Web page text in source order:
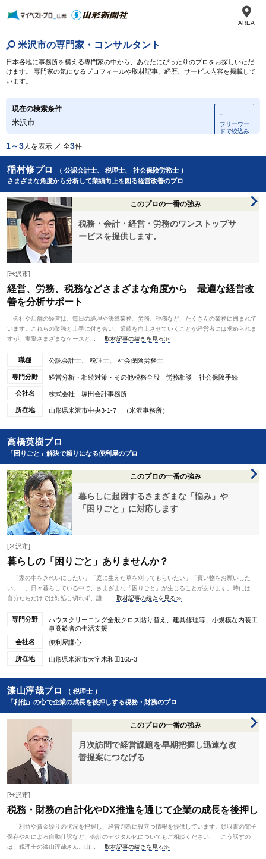
AREA
米沢市の専門家・コンサルタント
日本各地に事務所を構える専門家の中から、あなたにぴったりのプロをお探しいただ
けます。 専門家の気になるプロフィールや取材記事、経歴、サービス内容を掲載して
います。
現在の検索条件
米沢市
＋
フリーワー
ドで絞込み
1～3人を表示 ／ 全3件
稲村修プロ
（ 公認会計士、 税理士、 社会保険労務士 ）
さまざまな角度から分析して業績向上を図る経営改善のプロ
このプロの一番の強み
税務・会計・経営・労務のワンストップサ
ービスを提供します。
[米沢市]
経営、労務、税務などさまざまな角度から 最適な経営改
善を分析サポート
会社や店舗の経営は、毎日の経理や決算業務、労務、税務など、たくさんの業務に囲まれて
います。これらの業務と上手に付き合い、業績を向上させていくことが経営者には求められま
すが、実際さまざまなケースと...
取材記事の続きを見る≫
職種 公認会計士、 税理士、 社会保険労務士
専門分野 経営分析・相続対策・その他税務全般 労務相談 社会保険手続
会社名 株式会社 塚田会計事務所
所在地 山形県米沢市中央3-1-7 （米沢事務所）
高橋英樹プロ
「困りごと」解決で頼りになる便利屋のプロ
このプロの一番の強み
暮らしに起因するさまざまな「悩み」や
「困りごと」に対応します
[米沢市]
暮らしの「困りごと」ありませんか？
「家の中をきれいにしたい」「庭に生えた草を刈ってもらいたい」「買い物をお願いした
い」…。日々暮らしている中で、さまざまな「困りごと」が生じることがあります。時には、
自分たちだけでは対処し切れず、誰...
取材記事の続きを見る≫
専門分野
ハウスクリーニング全般クロス貼り替え、建具修理等、小規模な内装工
事高齢者の生活支援
会社名
便利屋謙心
所在地 山形県米沢市大字木和田165-3
漆山淳哉プロ
（ 税理士 ）
「利他」の心で企業の成長を後押しする税務・財務のプロ
このプロの一番の強み
月次訪問で経営課題を早期把握し迅速な改
善提案につなげる
[米沢市]
税務・財務の自計化やDX推進を通じて企業の成長を後押し
「利益や資金繰りの状況を把握し、経営判断に役立つ情報を提供しています。領収書の電子
保存やAIによる自動仕訳など、会計のデジタル化についてもご相談ください」 こう話すの
は、税理士の漆山淳哉さん。山...
取材記事の続きを見る≫